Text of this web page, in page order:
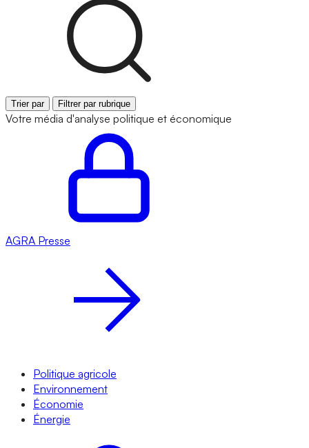
Trier par Filtrer par rubrique
Votre média d'analyse politique et économique
AGRA Presse
Politique agricole
Environnement
Économie
Énergie